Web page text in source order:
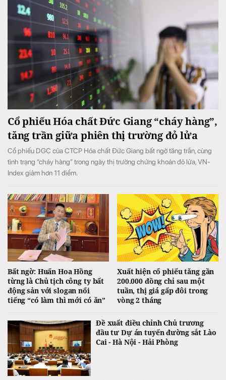
Cổ phiếu Hóa chất Đức Giang “cháy hàng”,
tăng trần giữa phiên thị trường đỏ lửa
Cổ phiếu DGC của CTCP Hóa chất Đức Giang bất ngờ tăng trần, cùng
tình trạng “cháy hàng” trong ngày thị trường chứng khoán đỏ lửa, VN-
Index giảm hơn 11 điểm.
Bất ngờ: Huấn Hoa Hồng
từng là Chủ tịch công ty bất
động sản với slogan nổi
tiếng “có làm thì mới có ăn”
Xuất hiện cổ phiếu tăng gần
200.000 đồng chỉ sau một
tuần, thị giá gấp đôi trong
vòng 2 tháng
Đề xuất điều chỉnh Chủ trương
đầu tư Dự án tuyến đường sắt Lào
Cai - Hà Nội - Hải Phòng